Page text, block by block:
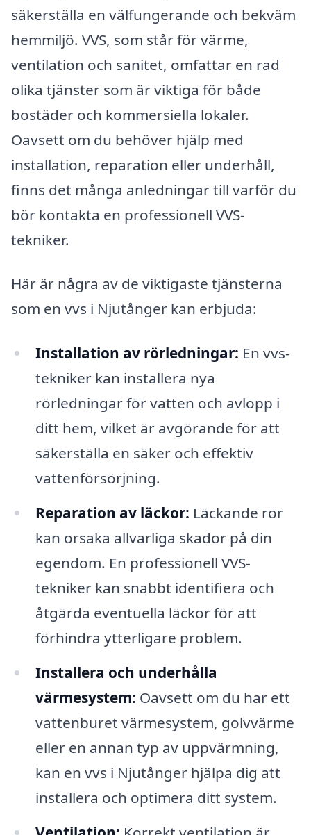
säkerställa en välfungerande och bekväm
hemmiljö. VVS, som står för värme,
ventilation och sanitet, omfattar en rad
olika tjänster som är viktiga för både
bostäder och kommersiella lokaler.
Oavsett om du behöver hjälp med
installation, reparation eller underhåll,
finns det många anledningar till varför du
bör kontakta en professionell VVS-
tekniker.
Här är några av de viktigaste tjänsterna
som en vvs i Njutånger kan erbjuda:
Installation av rörledningar: En vvs-
tekniker kan installera nya
rörledningar för vatten och avlopp i
ditt hem, vilket är avgörande för att
säkerställa en säker och effektiv
vattenförsörjning.
Reparation av läckor: Läckande rör
kan orsaka allvarliga skador på din
egendom. En professionell VVS-
tekniker kan snabbt identifiera och
åtgärda eventuella läckor för att
förhindra ytterligare problem.
Installera och underhålla
värmesystem: Oavsett om du har ett
vattenburet värmesystem, golvvärme
eller en annan typ av uppvärmning,
kan en vvs i Njutånger hjälpa dig att
installera och optimera ditt system.